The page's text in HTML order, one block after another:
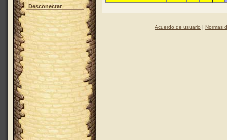
Desconectar
Acuerdo de usuario | Normas